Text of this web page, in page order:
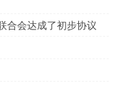
合会达成了初步协议